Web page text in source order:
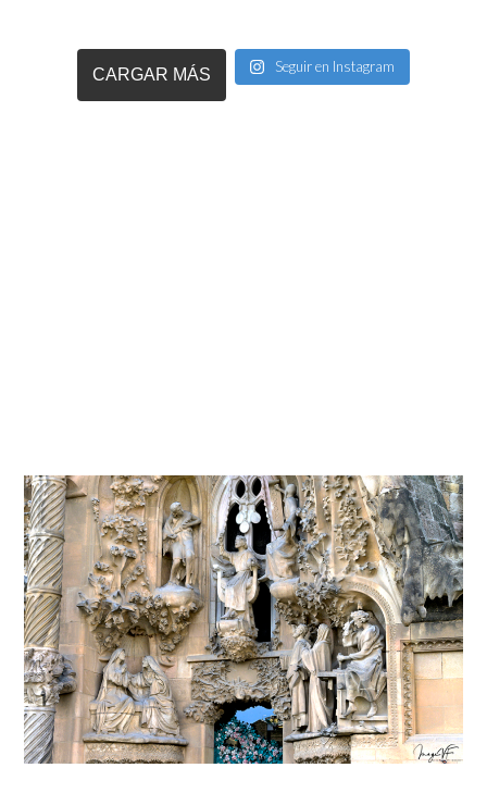
CARGAR MÁS Seguir en Instagram